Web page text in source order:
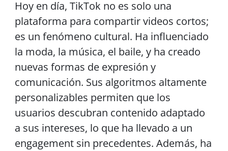
Hoy en día, TikTok no es solo una
plataforma para compartir videos cortos;
es un fenómeno cultural. Ha influenciado
la moda, la música, el baile, y ha creado
nuevas formas de expresión y
comunicación. Sus algoritmos altamente
personalizables permiten que los
usuarios descubran contenido adaptado
a sus intereses, lo que ha llevado a un
engagement sin precedentes. Además, ha